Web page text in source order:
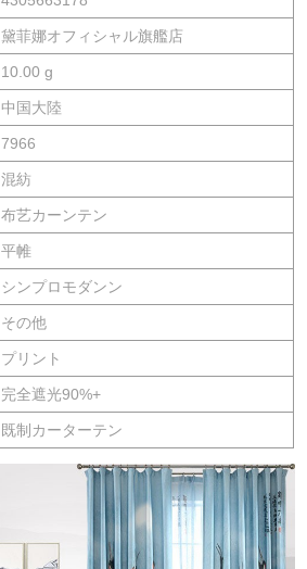
黛菲娜オフィシャル旗艦店
10.00 g
中国大陸
7966
混紡
布艺カーンテン
平帷
シンプロモダンン
その他
プリント
完全遮光90%+
既制カーターテン